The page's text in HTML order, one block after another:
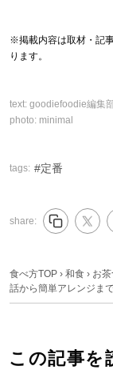
※掲載内容は取材・記
ります。
text: goodiefoodie編集
photo: minimal
tags: 定番
share:
食べ方TOP › 和食 › お
話から簡単アレンジま
この記事を